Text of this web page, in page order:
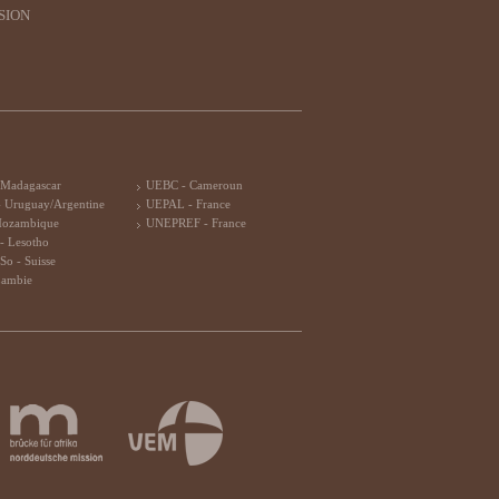
Uruguay/Argentine
Lesotho
- Suisse
UEBC - Cameroun
UEPAL - France
UNEPREF - France